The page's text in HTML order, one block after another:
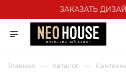
ЗАКАЗАТЬ
Главная — Каталог —